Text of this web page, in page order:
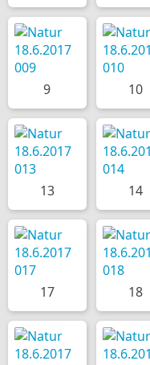
9 10
13 14
17 18